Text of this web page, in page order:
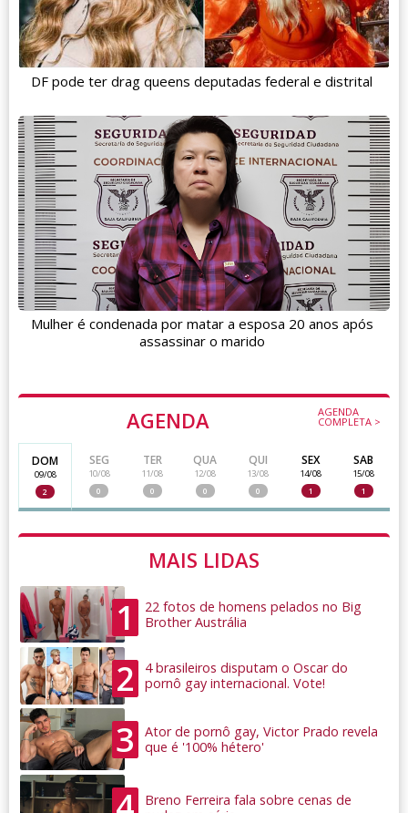
AGENDA AGENDA
COMPLETA >
DOM
09/08
2
SEG
10/08
0
TER
11/08
0
QUA
12/08
0
QUI
13/08
0
SEX
14/08
1
SAB
15/08
1
MAIS LIDAS
1
22 fotos de homens pelados no Big
Brother Austrália
2
4 brasileiros disputam o Oscar do
pornô gay internacional. Vote!
3
Ator de pornô gay, Victor Prado revela
que é '100% hétero'
Breno Ferreira fala sobre cenas de
DF pode ter drag queens deputadas federal e distrital
Mulher é condenada por matar a esposa 20 anos após
assassinar o marido